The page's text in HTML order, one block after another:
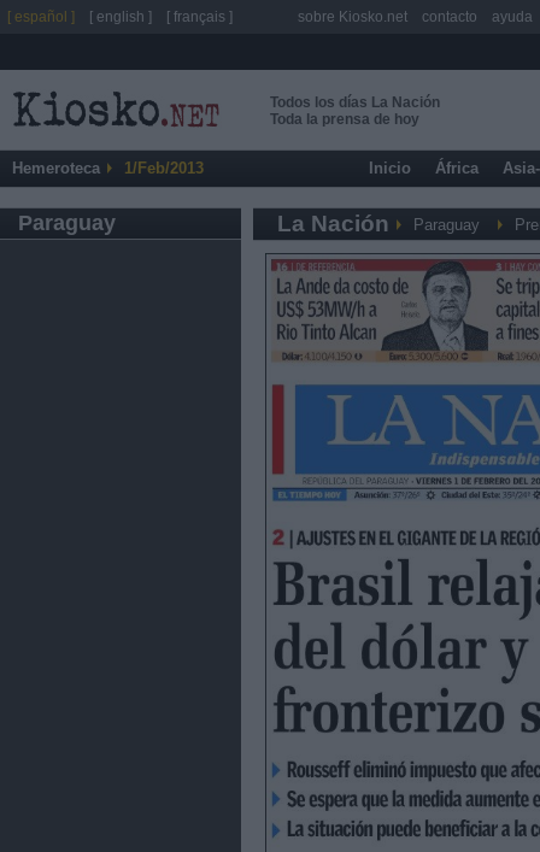
Todos los días La Nación
Toda la prensa de hoy
Hemeroteca 1/Feb/2013 Inicio África
Paraguay La Nación Paraguay
[ español ] [ english ] [ français ] sobre Kiosko.net contacto ayuda